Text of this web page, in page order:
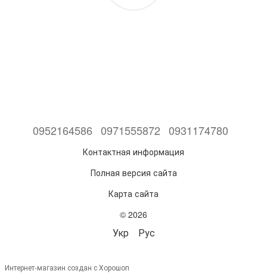
0952164586 0971555872 0931174780
Контактная информация
Полная версия сайта
Карта сайта
© 2026
Укр Рус
Интернет-магазин создан с Хорошоп